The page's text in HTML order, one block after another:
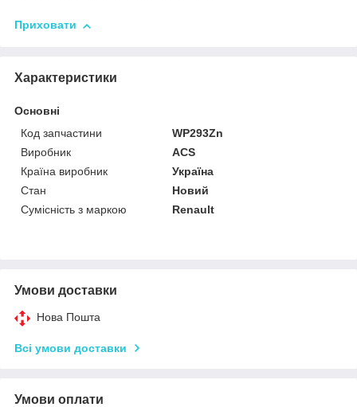
Приховати
Характеристики
Основні
Код запчастини
WP293Zn
Виробник
ACS
Країна виробник
Україна
Стан
Новий
Сумісність з маркою
Renault
Умови доставки
Нова Пошта
Всі умови доставки
Умови оплати